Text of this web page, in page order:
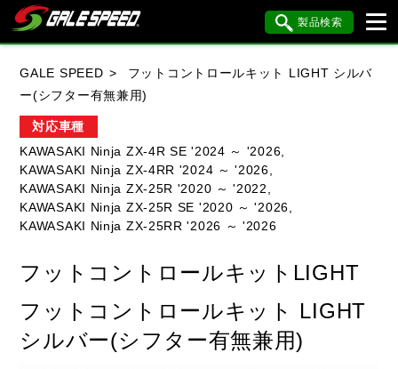
製品検索
車種検索
HONDA YAMAHA SUZUKI
KAWASAKI BMW DUCATI
HARLEY DAVIDSON
閉じる
GALE SPEED
フットコントロールキット LIGHT シルバ
ー(シフター有無兼用)
対応車種
KAWASAKI Ninja ZX-4R SE '2024 ～ '2026,
KAWASAKI Ninja ZX-4RR '2024 ～ '2026,
KAWASAKI Ninja ZX-25R '2020 ～ '2022,
KAWASAKI Ninja ZX-25R SE '2020 ～ '2026,
KAWASAKI Ninja ZX-25RR '2026 ～ '2026
フットコントロールキットLIGHT
フットコントロールキット LIGHT
シルバー(シフター有無兼用)